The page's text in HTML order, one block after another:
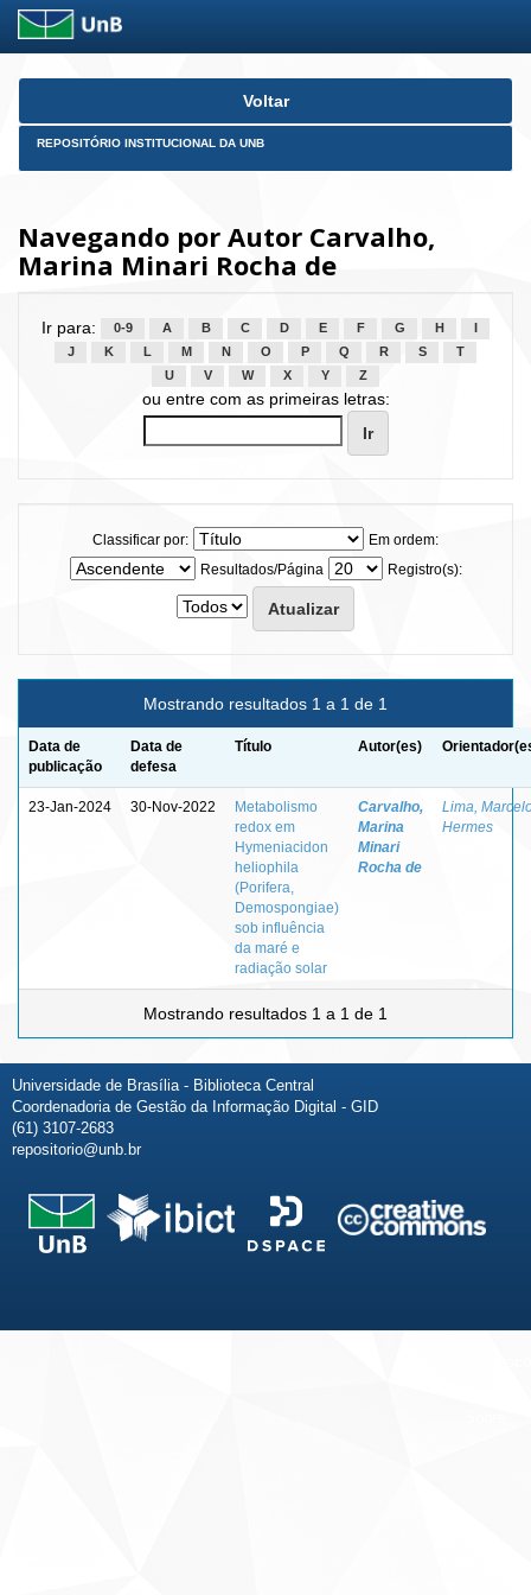
Skip
Voltar
REPOSITÓRIO INSTITUCIONAL DA UNB
Navegando por Autor Carvalho,
Marina Minari Rocha de
Ir para: 0-9 A B C D E F G H
J
K L M N O P Q R S
T
U
V W X Y Z
ou entre com as primeiras letras:
Classificar por:
Em ordem:
Resultados/Página
Registro(s):
Mostrando resultados 1 a 1 de 1
Data de
publicação
Data de
defesa
Título Autor(es)
23-Jan-2024 30-Nov-2022
Metabolismo
redox em
Hymeniacidon
heliophila
(Porifera,
Demospongiae)
sob influência
da maré e
radiação solar
Carvalho,
Marina
Minari
Rocha de
Lima,
Hermes
Mostrando resultados 1 a 1 de 1
Universidade de Brasília - Biblioteca Central
Coordenadoria de Gestão da Informação Digital - GID
(61) 3107-2683
repositorio@unb.br